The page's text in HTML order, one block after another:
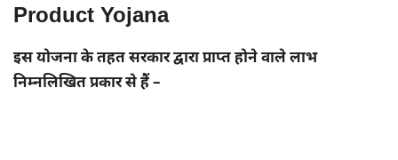
Product Yojana
इस योजना के तहत सरकार द्वारा प्राप्त होने वाले लाभ
निम्नलिखित प्रकार से हैं –